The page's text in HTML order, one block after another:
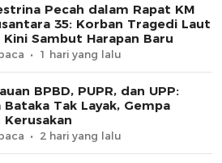
Pecah dalam Rapat KM
35: Korban Tragedi Laut
Sambut Harapan Baru
1 hari yang lalu
BPBD, PUPR, dan UPP:
Bataka Tak Layak, Gempa
Kerusakan
2 hari yang lalu